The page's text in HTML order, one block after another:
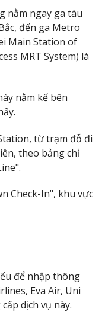
nằm ngay ga tàu
đến ga Metro
Main Station of
MRT System) là
nằm kế bên
từ trạm đỗ đi
theo bảng chỉ
Check-In", khu vực
để nhập thông
Eva Air, Uni
dịch vụ này.